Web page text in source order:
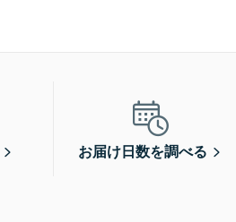
お届け日数を調べる